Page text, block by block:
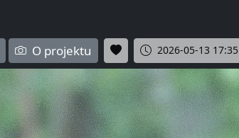
O projektu 2026-05-13 17:35